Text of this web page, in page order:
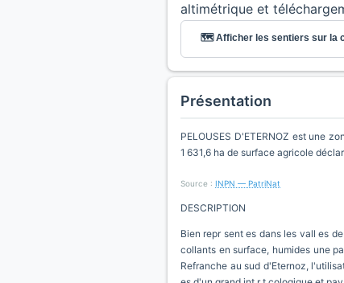
altimétrique et
🗺️ Afficher les sentiers sur la
Présentation
PELOUSES D'ETERNOZ est une
1 631,6 ha de surface agricole
Source : INPN — PatriNat
DESCRIPTION
Bien repr sent es dans les vall es
collants en surface, humides une
Refranche au sud d'Eternoz,